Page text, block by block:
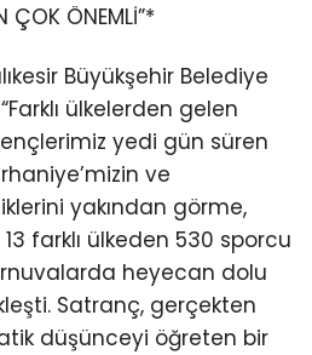
ÇOK ÖNEMLİ”*
Büyükşehir Belediye
ülkelerden gelen
yedi gün süren
ve
yakından görme,
farklı ülkeden 530 sporcu
heyecan dolu
Satranç, gerçekten
düşünceyi öğreten bir